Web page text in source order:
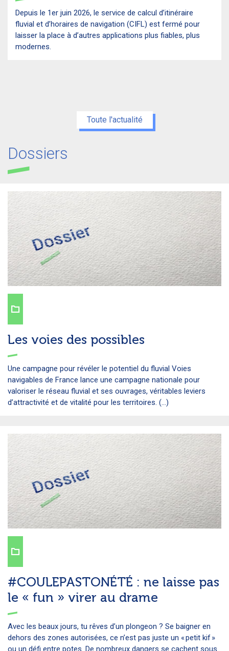
Depuis le 1er juin 2026, le service de calcul d’itinéraire
fluvial et d’horaires de navigation (CIFL) est fermé pour
laisser la place à d’autres applications plus fiables, plus
modernes.
Toute l'actualité
Dossiers
Les voies des possibles
Une campagne pour révéler le potentiel du fluvial Voies
navigables de France lance une campagne nationale pour
valoriser le réseau fluvial et ses ouvrages, véritables leviers
d’attractivité et de vitalité pour les territoires. (...)
#COULEPASTONÉTÉ : ne laisse pas
le « fun » virer au drame
Avec les beaux jours, tu rêves d’un plongeon ? Se baigner en
dehors des zones autorisées, ce n’est pas juste un « petit kif »
ou un défi entre potes. De nombreux dangers se cachent sous